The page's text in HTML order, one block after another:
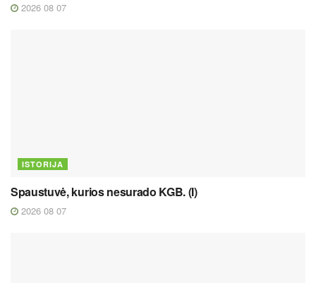
2026 08 07
ISTORIJA
Spaustuvė, kurios nesurado KGB. (I)
2026 08 07